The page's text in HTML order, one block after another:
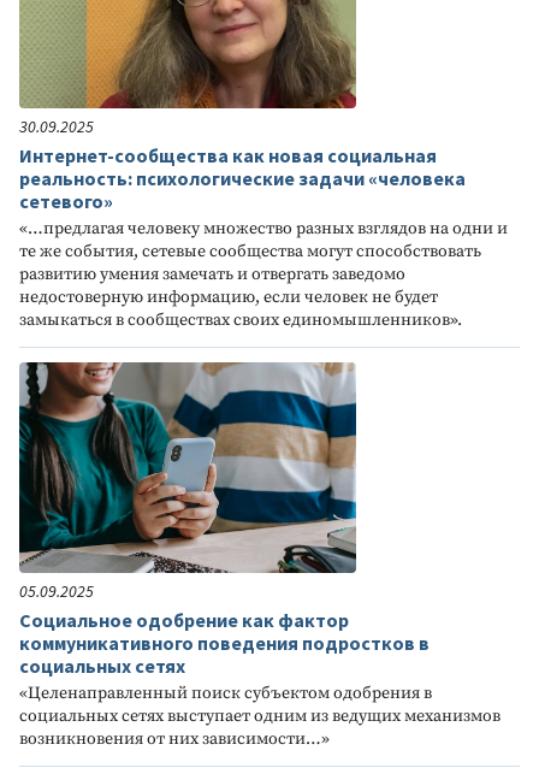
30.09.2025
Интернет-сообщества как новая социальная
реальность: психологические задачи «человека
сетевого»
«…предлагая человеку множество разных взглядов на одни и
те же события, сетевые сообщества могут способствовать
развитию умения замечать и отвергать заведомо
недостоверную информацию, если человек не будет
замыкаться в сообществах своих единомышленников».
05.09.2025
Социальное одобрение как фактор
коммуникативного поведения подростков в
социальных сетях
«Целенаправленный поиск субъектом одобрения в
социальных сетях выступает одним из ведущих механизмов
возникновения от них зависимости…»